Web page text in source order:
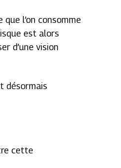
l’on consomme
est alors
d’une vision
désormais
cette